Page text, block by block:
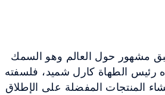
مشهور حول العالم وهو السمك
رئيس الطهاة كارل شميد، فلسفته
المنتجات المفضلة على الإطلاق